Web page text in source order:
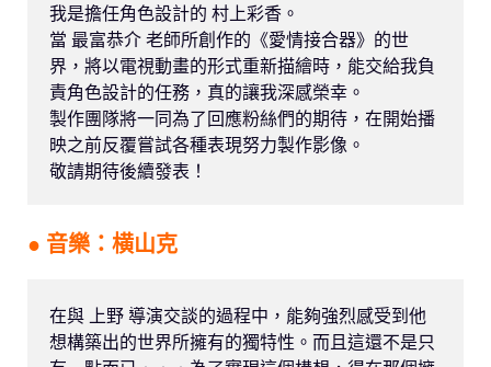
我是擔任角色設計的 村上彩香。
當 最富恭介 老師所創作的《愛情接合器》的世
界，將以電視動畫的形式重新描繪時，能交給我負
責角色設計的任務，真的讓我深感榮幸。
製作團隊將一同為了回應粉絲們的期待，在開始播
映之前反覆嘗試各種表現努力製作影像。
敬請期待後續發表！
● 音樂：横山克
在與 上野 導演交談的過程中，能夠強烈感受到他
想構築出的世界所擁有的獨特性。而且這還不是只